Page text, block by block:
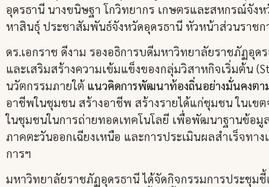
อุดรธานี นางขนิษฐา โกวิทยากร เกษตรและสหกรณ์จั
หาสินธุ์ ประชาสัมพันธ์จังหวัดอุดรธานี หัวหน้าส่วนราชก
ดร.เอกราช ดีงาม รองอธิการบดีมหาวิทยาลัยราชภัฏอุ
และเสริมสร้างความเข้มแข็งของกลุ่มวิสาหกิจเริ่มต้น
นวัตกรรมภายใต้ แนวคิดการพัฒนาท้องถิ่นอย่างมั่นคงตา
อาชีพในชุมชน สร้างอาชีพ สร้างรายได้แก่ชุมชน ในเข
ในชุมชนในการถ่ายทอดเทคโนโลยี เพื่อพัฒนาฐานข้อ
ภาคตะวันออกเฉียงเหนือ และการประเมินผลสำเร็จทา
การฯ
มหาวิทยาลัยราชภัฏอุดรธานี ได้จัดกิจกรรมการประชุ